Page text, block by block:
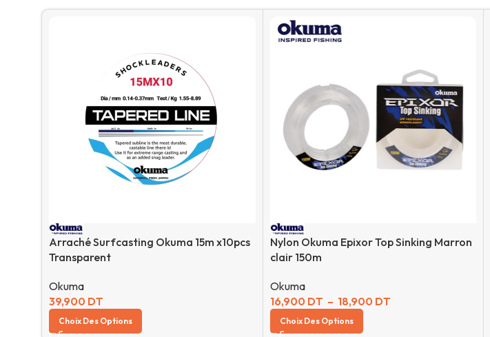
Arraché Surfcasting Okuma 15m x10pcs
Transparent
Okuma
39,900 DT
Choix Des Options
Nylon Okuma Epixor Top Sinking Marron
clair 150m
Okuma
16,900 DT – 18,900 DT
Choix Des Options